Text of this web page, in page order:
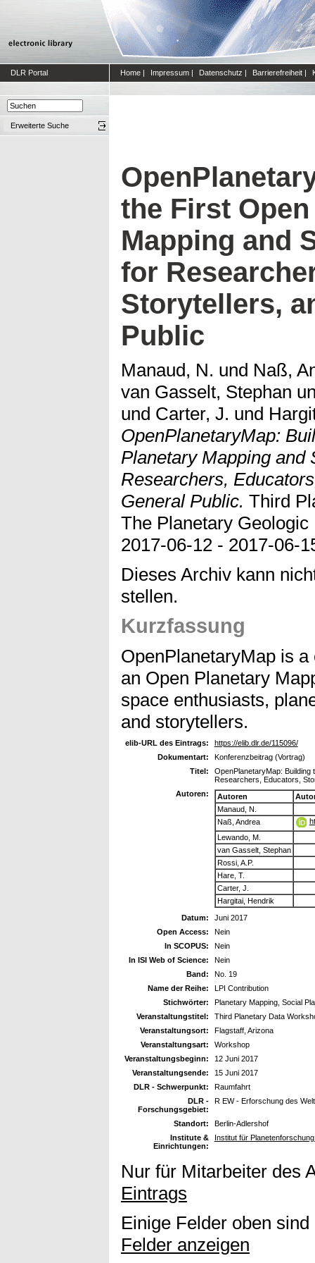
DLR Portal Home | Impressum | Datenschutz | Barrierefreiheit |
Erweiterte Suche
the First
Mapping and
for
Storytellers,
Public
Manaud, N. und Naß,
van Gasselt, Stephan
und Carter, J. und
OpenPlanetaryMap:
Planetary Mapping and
Researchers,
General Public. Third
The Planetary
2017-06-12 - 2017-06-
Dieses Archiv kann
stellen.
Kurzfassung
OpenPlanetaryMap is
an Open Planetary
space enthusiasts,
and storytellers.
elib-URL des Eintrags:
https://elib.dlr.de/115096/
Dokumentart:
Konferenzbeitrag (Vortrag)
Titel:
OpenPlanetaryMap: Building
Researchers, Educators,
Autoren:
Autoren
Manaud, N.
Naß, Andrea
Lewando, M.
van Gasselt, Stephan
Rossi, A.P.
Hare, T.
Carter, J.
Hargitai, Hendrik
Datum:
Juni 2017
Open Access:
Nein
In SCOPUS:
Nein
In ISI Web of Science:
Nein
Band:
No. 19
Name der Reihe:
LPI Contribution
Stichwörter:
Planetary Mapping, Social
Veranstaltungstitel:
Third Planetary Data
Veranstaltungsort:
Flagstaff, Arizona
Veranstaltungsart:
Workshop
Veranstaltungsbeginn:
12 Juni 2017
Veranstaltungsende:
15 Juni 2017
DLR - Schwerpunkt:
Raumfahrt
DLR -
Forschungsgebiet:
R EW - Erforschung des
Standort:
Berlin-Adlershof
Institute &
Einrichtungen:
Institut für
Nur für Mitarbeiter des
Eintrags
Einige Felder oben
Felder anzeigen